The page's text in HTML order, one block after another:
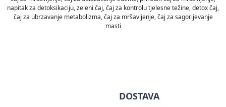
napitak za detoksikaciju, zeleni čaj, čaj za kontrolu tjelesne težine, detox čaj,
čaj za ubrzavanje metabolizma, čaj za mršavljenje, čaj za sagorijevanje
masti
DOSTAVA